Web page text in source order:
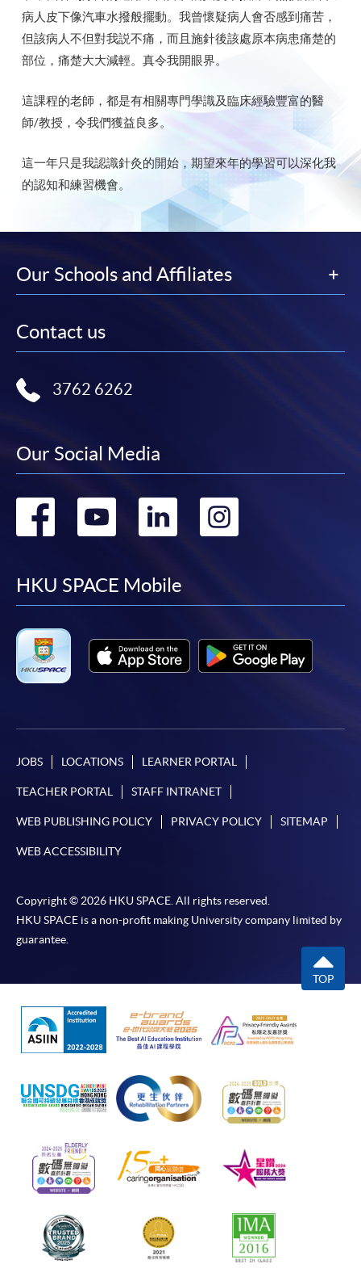
病人皮下像汽車水撥般擺動。我曾懷疑病人會否感到痛苦，
但該病人不但對我説不痛，而且施針後該處原本病患痛楚的
部位，痛楚大大減輕。真令我開眼界。
這課程的老師，都是有相關專門學識及臨床經驗豐富的醫
師/教授，令我們獲益良多。
這一年只是我認識針灸的開始，期望來年的學習可以深化我
的認知和練習機會。
Our Schools and Affiliates
Contact us
3762 6262
Our Social Media
Go
facebook
Go
youtube
Go
linkedin
HKU SPACE Mobile
JOBS LOCATIONS LEARNER PORTAL
TEACHER PORTAL STAFF INTRANET
WEB PUBLISHING POLICY PRIVACY POLICY SITEMAP
WEB ACCESSIBILITY
Copyright © 2026 HKU SPACE. All rights reserved.
HKU SPACE is a non-profit making University company limited by
guarantee.
TOP